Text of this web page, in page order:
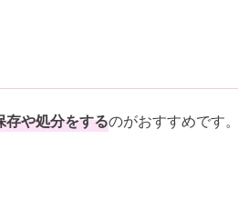
存や処分をするのがおすすめです。